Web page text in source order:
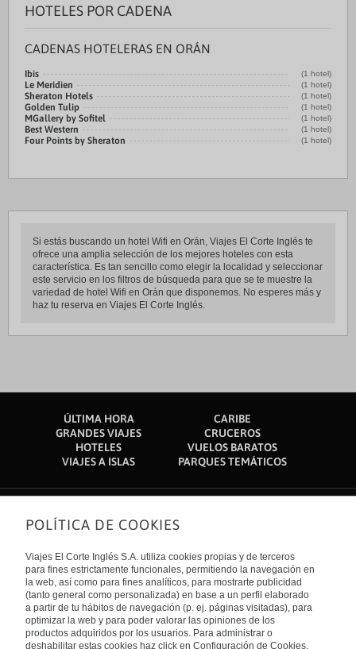
HOTELES POR CADENA
CADENAS HOTELERAS EN ORÁN
Ibis (1 hotel)
Le Meridien (1 hotel)
Sheraton Hotels (1 hotel)
Golden Tulip (1 hotel)
MGallery by Sofitel (1 hotel)
Best Western (1 hotel)
Four Points by Sheraton (1 hotel)
Si estás buscando un hotel Wifi en Orán, Viajes El Corte Inglés te
ofrece una amplia selección de los mejores hoteles con esta
característica. Es tan sencillo como elegir la localidad y seleccionar
este servicio en los filtros de búsqueda para que se te muestre la
variedad de hotel Wifi en Orán que disponemos. No esperes más y
haz tu reserva en Viajes El Corte Inglés.
ÚLTIMA HORA
CARIBE
GRANDES VIAJES
CRUCEROS
HOTELES
VUELOS BARATOS
VIAJES A ISLAS
PARQUES TEMÁTICOS
Sobre nosotros
Quiénes somos
Financiación
Sostenibilidad
Turismo accesible
Tarjeta El Corte Inglés
Trabaja con nosotros
El Corte Inglés
Canal Ético
Enlaces de interés
Guías de viaje
Catálogos
Auto check-in
Condiciones Generales
Internacional
España
POLÍTICA DE COOKIES
Viajes El Corte Inglés S.A. utiliza cookies propias y de terceros
para fines estrictamente funcionales, permitiendo la navegación en
la web, así como para fines analíticos, para mostrarte publicidad
(tanto general como personalizada) en base a un perfil elaborado
a partir de tu hábitos de navegación (p. ej. páginas visitadas), para
optimizar la web y para poder valorar las opiniones de los
productos adquiridos por los usuarios. Para administrar o
deshabilitar estas cookies haz click en Configuración de Cookies.